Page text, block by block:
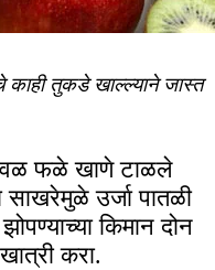
काही तुकडे खाल्ल्याने जास्त
जवळ फळे खाणे टाळले
उर्जा पातळी
किमान दोन
करा.